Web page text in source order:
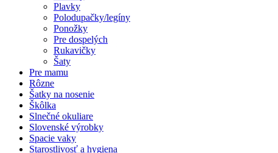
Plavky
Polodupačky/legíny
Ponožky
Pre dospelých
Rukavičky
Šaty
Pre mamu
Rôzne
Šatky na nosenie
Škôlka
Slnečné okuliare
Slovenské výrobky
Spacie vaky
Starostlivosť a hygiena